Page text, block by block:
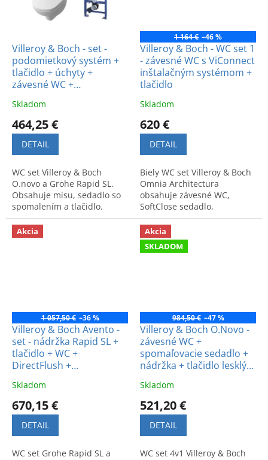
Villeroy & Boch - set -
podomietkový systém +
tlačidlo + úchyty +
závesné WC +
Skladom
464,25 €
DETAIL
WC set Villeroy & Boch
O.novo a Grohe Rapid SL.
Obsahuje misu, sedadlo so
spomalením a tlačidlo.
Kvalitné a kompletné
riešenie pre vašu kúpeľňu.
1 164 € –46 %
Villeroy & Boch - WC set 1
- závesné WC s ViConnect
inštalačným systémom +
tlačidlo
Skladom
620 €
DETAIL
Biely WC set Villeroy & Boch
Omnia Architectura
obsahuje závesné WC,
SoftClose sedadlo,
inštalačný systém ViConnect
a ovládacie tlačidlo.
Akcia
1 057,50 € –36 %
Villeroy & Boch Avento -
set - nádržka Rapid SL +
tlačidlo + WC +
DirectFlush +
spomaľovacie sedadlo
Skladom
670,15 €
DETAIL
WC set Grohe Rapid SL a
Akcia
SKLADOM
984,50 € –47 %
Villeroy & Boch O.Novo -
závesné WC +
spomaľovacie sedadlo +
nádržka + tlačidlo lesklý
Skladom
521,20 €
DETAIL
WC set 4v1 Villeroy & Boch